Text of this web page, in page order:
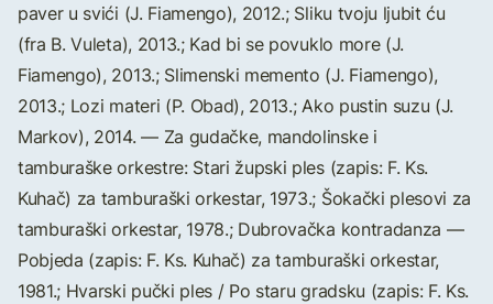
paver u svići (J. Fiamengo), 2012.; Sliku tvoju ljubit ću
(fra B. Vuleta), 2013.; Kad bi se povuklo more (J.
Fiamengo), 2013.; Slimenski memento (J. Fiamengo),
2013.; Lozi materi (P. Obad), 2013.; Ako pustin suzu (J.
Markov), 2014. — Za gudačke, mandolinske i
tamburaške orkestre: Stari župski ples (zapis: F. Ks.
Kuhač) za tamburaški orkestar, 1973.; Šokački plesovi za
tamburaški orkestar, 1978.; Dubrovačka kontradanza —
Pobjeda (zapis: F. Ks. Kuhač) za tamburaški orkestar,
1981.; Hvarski pučki ples / Po staru gradsku (zapis: F. Ks.